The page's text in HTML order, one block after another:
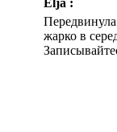
Elja :
жарко в